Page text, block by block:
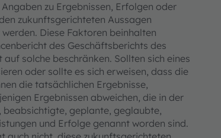
zu Ergebnissen, Erfolgen oder
zukunftsgerichteten Aussagen
Diese Faktoren beinhalten
des Geschäftsberichts des
solche beschränken. Sollten sich eines
oder sollte es sich erweisen, dass die
die tatsächlichen Ergebnisse,
Ergebnissen abweichen, die in der
geplante, geglaubte,
und Erfolge genannt worden sind.